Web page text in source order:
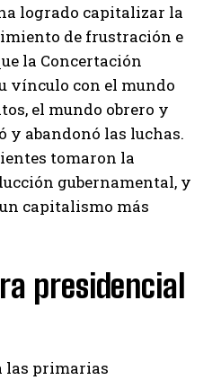
logrado capitalizar la
de frustración e
la Concertación
vínculo con el mundo
el mundo obrero y
y abandonó las luchas.
tomaron la
gubernamental, y
capitalismo más
presidencial
las primarias